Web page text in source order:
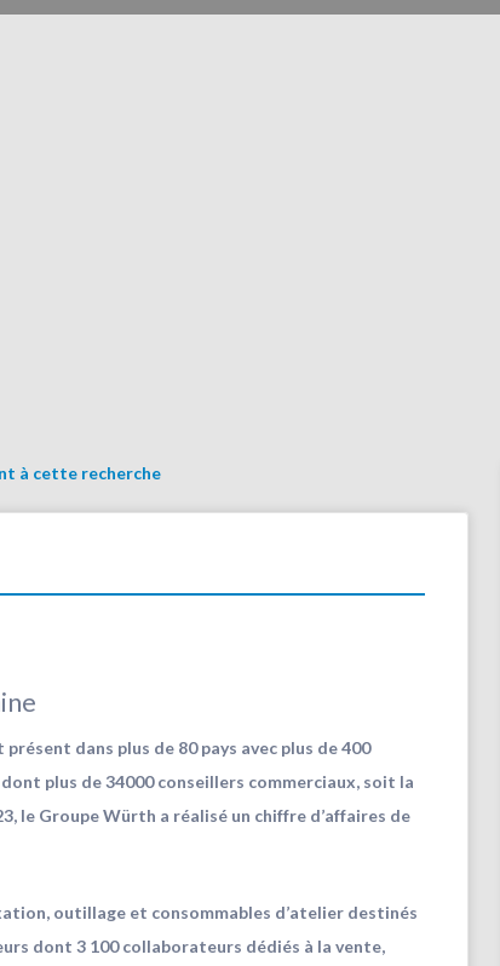
à cette recherche
dans plus de 80 pays avec plus de 400
plus de 34000 conseillers commerciaux, soit la
le Groupe Würth a réalisé un chiffre d’affaires de
outillage et consommables d’atelier destinés
dont 3 100 collaborateurs dédiés à la vente,